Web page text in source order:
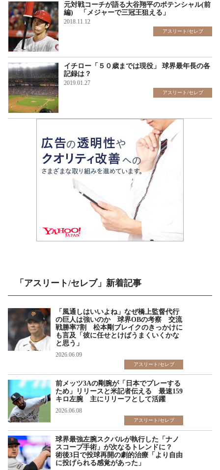
元対戦コーチが語る大谷翔平のポテンシャル(前
編) 「メジャーで三冠王狙える」
2018.11.12
アスリート/セレブ
イチロー「５０歳までは現役」 球界最年長の各
記録は？
2019.01.27
アスリート/セレブ
「アスリート/セレブ」新着記事
「風通しはいいよね」なぜ橋上監督代行
の巨人は強いのか 球界OBの考察 交流
戦勝率7割 松本剛ブレイクのきっかけに
も言及「彼に任せとけばうまくいくかな
と思う」
2026.06.09
アスリート/セレブ
前メッツ3Aの剛腕が「日本でプレーする
ため」リリースと米記者伝える 最速159
キロ左腕 主にリリーフとして活躍
2026.06.08
アスリート/セレブ
球界最強左腕スクバルが執行した「ナノ
スコープ手術」が次なるトレンドに？
術後3日で投球再開の劇的治療「より自由
に投げられる感覚があった」